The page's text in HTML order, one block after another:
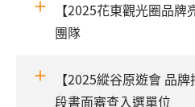
【2025花東觀光圈品
團隊
【2025縱谷原遊會 品
段書面審查入選單位